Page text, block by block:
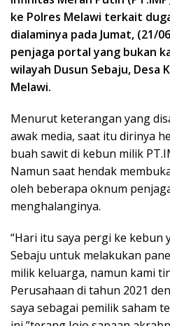
ke Polres Melawi terkait
dialaminya pada Jumat, (21/
penjaga portal yang bukan
wilayah Dusun Sebaju, Desa
Melawi.
Menurut keterangan yang
awak media, saat itu dirinya
buah sawit di kebun milik
Namun saat hendak
oleh beberapa oknum
menghalanginya.
“Hari itu saya pergi ke kebun
Sebaju untuk melakukan
milik keluarga, namun kami
Perusahaan di tahun 2021
saya sebagai pemilik saham